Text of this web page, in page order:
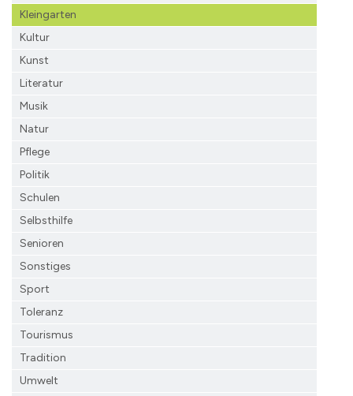
Kleingarten
Kultur
Kunst
Literatur
Musik
Natur
Pflege
Politik
Schulen
Selbsthilfe
Senioren
Sonstiges
Sport
Toleranz
Tourismus
Tradition
Umwelt